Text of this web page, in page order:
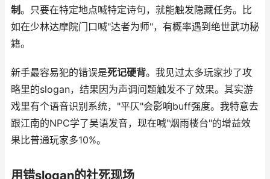
制。只要在特定地点喊特定诗句，就能触发隐藏任务。比
如在少林达摩院门口喊"达者为师"，有概率遇到绝世武功秘
籍。
新手最容易犯的错误是死记硬背。我见过太多玩家抄了攻
略里的slogan，结果因为声调问题触发不了效果。其实游
戏里有个语音识别系统，"平仄"会影响buff强度。我特意去
跟江南的NPC学了吴语发音，现在喊"烟雨楼台"的增益效
果比普通玩家多10%。
用错slogan的社死现场